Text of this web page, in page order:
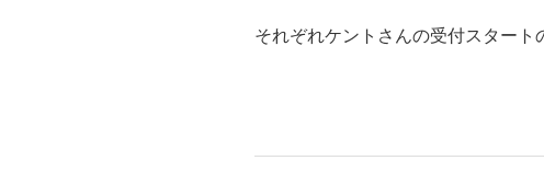
それぞれケントさんの受付スタート